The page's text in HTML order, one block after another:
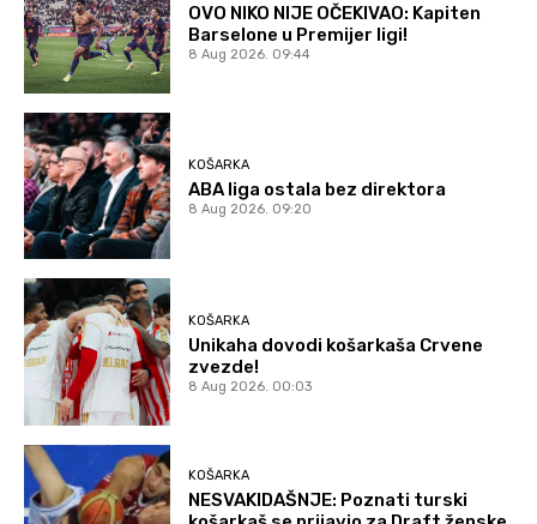
OVO NIKO NIJE OČEKIVAO: Kapiten
Barselone u Premijer ligi!
8 Aug 2026. 09:44
KOŠARKA
ABA liga ostala bez direktora
8 Aug 2026. 09:20
KOŠARKA
Unikaha dovodi košarkaša Crvene
zvezde!
8 Aug 2026. 00:03
KOŠARKA
NESVAKIDAŠNJE: Poznati turski